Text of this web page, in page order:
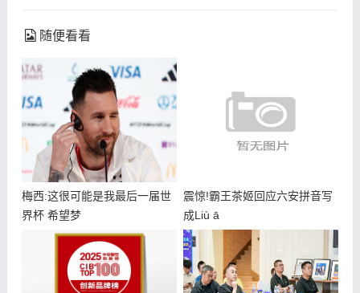
随便看看
梅西:这很可能是我最后一届世
界杯 希望梦
震惊!霸王茶姬回应六安拼音写
成Liù ā